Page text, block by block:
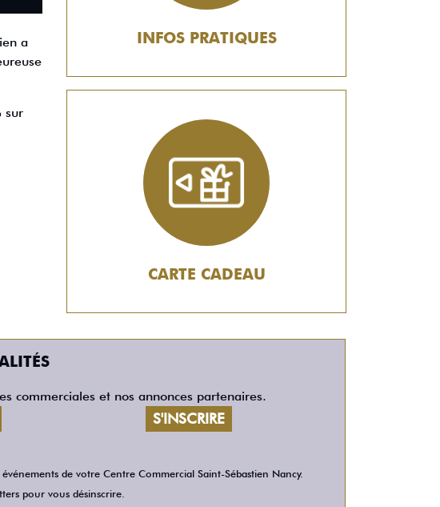
a
sur
INFOS PRATIQUES
CARTE CADEAU
commerciales et nos annonces partenaires.
de votre Centre Commercial Saint-Sébastien Nancy.
pour vous désinscrire.